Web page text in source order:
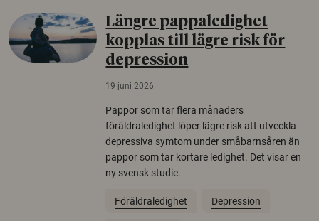
Längre pappaledighet
kopplas till lägre risk för
depression
19 juni 2026
Pappor som tar flera månaders
föräldraledighet löper lägre risk att utveckla
depressiva symtom under småbarnsåren än
pappor som tar kortare ledighet. Det visar en
ny svensk studie.
Föräldraledighet Depression